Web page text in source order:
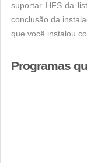
suportar HFS da
conclusão da
que você instalou
Programas